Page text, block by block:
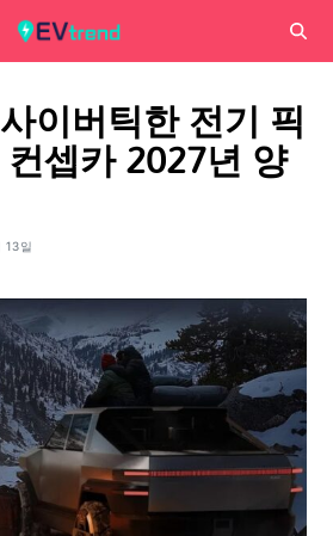
이버틱한 전기 픽
컨셉카 2027년 양
13일